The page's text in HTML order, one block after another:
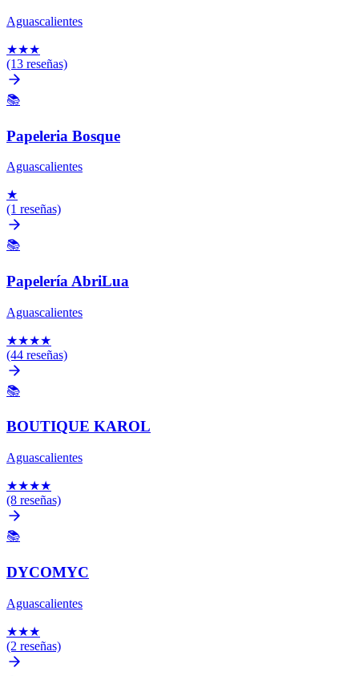
Aguascalientes
★★★
(13 reseñas)
📚
Papeleria Bosque
Aguascalientes
★
(1 reseñas)
📚
Papelería AbriLua
Aguascalientes
★★★★
(44 reseñas)
📚
BOUTIQUE KAROL
Aguascalientes
★★★★
(8 reseñas)
📚
DYCOMYC
Aguascalientes
★★★
(2 reseñas)